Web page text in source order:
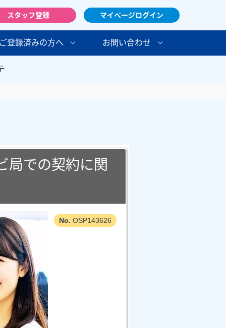
スタッフ登録 マイページログイン
登録済みの方へ お問い合わせ
局での契約に関
OSP143626